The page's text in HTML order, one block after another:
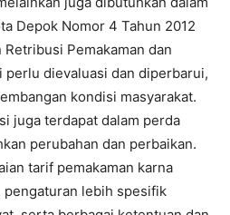
Depok Nomor 4 Tahun 2012
Pemakaman dan
perlu dievaluasi dan diperbarui,
kondisi masyarakat.
juga terdapat dalam perda
perubahan dan perbaikan.
tarif pemakaman karna
lebih spesifik